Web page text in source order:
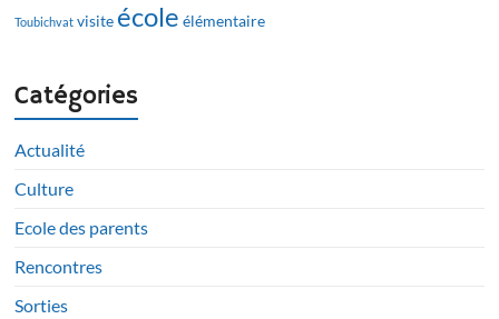
Toubichvat visite école élémentaire
Catégories
Actualité
Culture
Ecole des parents
Rencontres
Sorties